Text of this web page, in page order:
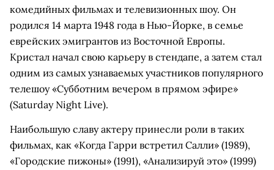
комедийных фильмах и телевизионных шоу. Он
родился 14 марта 1948 года в Нью-Йорке, в семье
еврейских эмигрантов из Восточной Европы.
Кристал начал свою карьеру в стендапе, а затем стал
одним из самых узнаваемых участников популярного
телешоу «Субботним вечером в прямом эфире»
(Saturday Night Live).
Наибольшую славу актеру принесли роли в таких
фильмах, как «Когда Гарри встретил Салли» (1989),
«Городские пижоны» (1991), «Анализируй это» (1999)